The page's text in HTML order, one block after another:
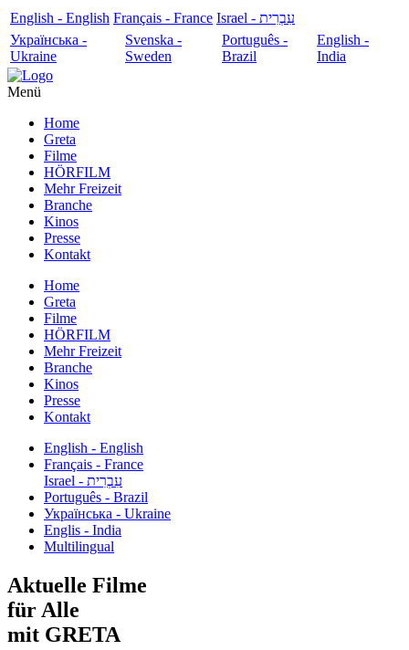
English - English Français - France
עִבְרִית - Israel
Українська -
Ukraine
Svenska -
Sweden
Português -
Brazil
English -
India
Menü
Home
Greta
Filme
HÖRFILM
Mehr Freizeit
Branche
Kinos
Presse
Kontakt
Home
Greta
Filme
HÖRFILM
Mehr Freizeit
Branche
Kinos
Presse
Kontakt
English - English
Français - France
עִבְרִית - Israel
Português - Brazil
Українська - Ukraine
Englis - India
Multilingual
Aktuelle Filme
für Alle
mit GRETA